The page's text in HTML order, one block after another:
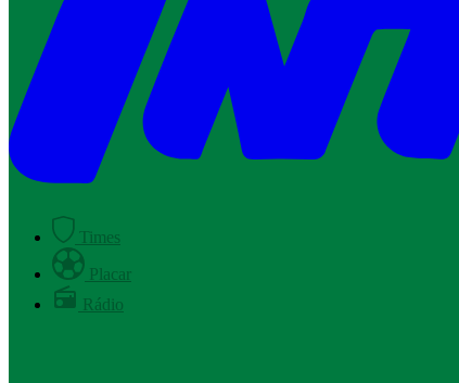
Times
Placar
Rádio